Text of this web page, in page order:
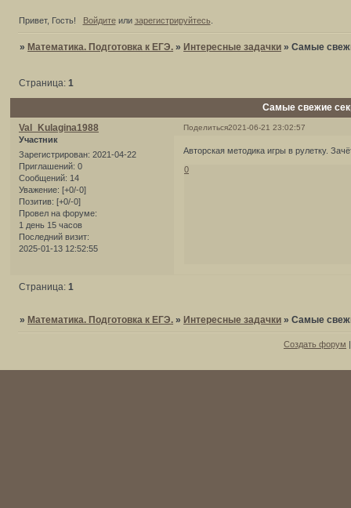
Привет, Гость! Войдитеили зарегистрируйтесь.
»Математика. Подготовка к ЕГЭ. »Интересные задачки »Самые
Самые свежие
Страница: 1
Поделиться2021-06-21 23:02:57
Val_Kulagina1988
Участник
Зарегистрирован: 2021-04-22
Приглашений: 0
Сообщений: 14
Уважение: [+0/-0]
Позитив: [+0/-0]
Провел на форуме:
1 день 15 часов
Последний визит:
2025-01-13 12:52:55
Авторская методика игры в рулетку.
0
Страница:1
» Математика. Подготовка к ЕГЭ. » Интересные задачки »Самые
Создать форум